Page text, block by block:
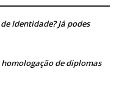
Identidade? Já podes
homologação de diplomas